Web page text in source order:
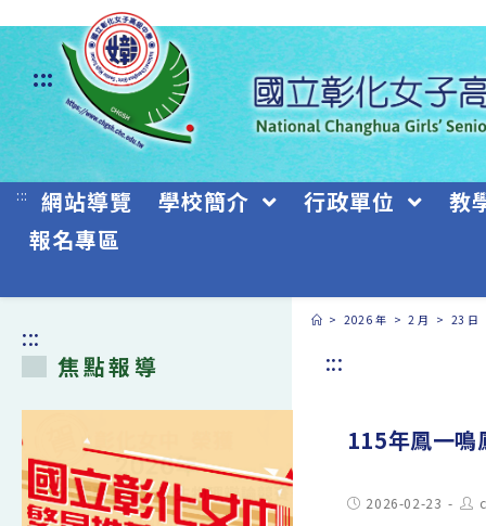
跳
轉
至
主
要
:::
::: 網站導覽 學校簡介 行政單位
教
報名專區
> 2026 年 > 2 月 > 23 日
:::
115年鳳一鳴
Post2026-02-23
:::
焦點報導